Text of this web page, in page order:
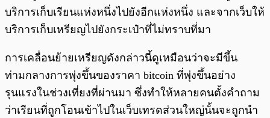
บริการเก็บเรียนแห่งหนึ่งไปยังอีกแห่งหนึ่ง และจากเว็บให้
บริการเก็บเหรียญไปยังกระเป๋าที่ไม่ทราบที่มา
การเคลื่อนย้ายเหรียญดังกล่าวนี้ดูเหมือนว่าจะมีขึ้น
ท่ามกลางการพุ่งขึ้นของราคา bitcoin ที่พุ่งขึ้นอย่าง
รุนแรงในช่วงเที่ยงที่ผ่านมา ซึ่งทำให้หลายคนตั้งคำถาม
ว่าเรียนที่ถูกโอนเข้าไปในเว็บเทรดส่วนใหญ่นั้นจะถูกนำ